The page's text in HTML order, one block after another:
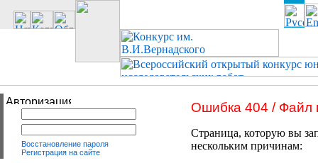
Восстановление пароля
Регистрация на сайте
Ошибка 404 / Файл
Страница, которую вы
нескольким причинам: